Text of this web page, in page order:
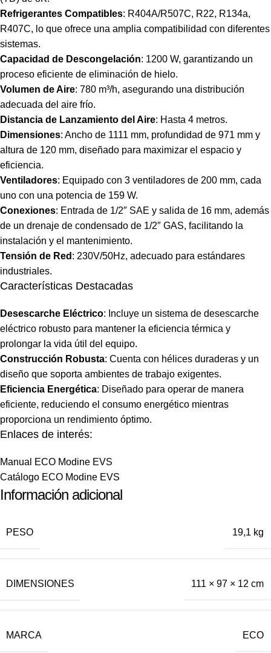
Refrigerantes Compatibles: R404A/R507C, R22, R134a,
R407C, lo que ofrece una amplia compatibilidad con diferentes
sistemas.
Capacidad de Descongelación: 1200 W, garantizando un
proceso eficiente de eliminación de hielo.
Volumen de Aire: 780 m³/h, asegurando una distribución
adecuada del aire frío.
Distancia de Lanzamiento del Aire: Hasta 4 metros.
Dimensiones: Ancho de 1111 mm, profundidad de 971 mm y
altura de 120 mm, diseñado para maximizar el espacio y
eficiencia.
Ventiladores: Equipado con 3 ventiladores de 200 mm, cada
uno con una potencia de 159 W.
Conexiones: Entrada de 1/2″ SAE y salida de 16 mm, además
de un drenaje de condensado de 1/2″ GAS, facilitando la
instalación y el mantenimiento.
Tensión de Red : 230V/50Hz, adecuado para estándares
industriales.
Características Destacadas
Desescarche Eléctrico: Incluye un sistema de desescarche
eléctrico robusto para mantener la eficiencia térmica y
prolongar la vida útil del equipo.
Construcción Robusta: Cuenta con hélices duraderas y un
diseño que soporta ambientes de trabajo exigentes.
Eficiencia Energética: Diseñado para operar de manera
eficiente, reduciendo el consumo energético mientras
proporciona un rendimiento óptimo.
Enlaces de interés:
Manual ECO Modine EVS
Catálogo ECO Modine EVS
Información adicional
PESO 19,1 kg
DIMENSIONES 111 × 97 × 12 cm
MARCA ECO